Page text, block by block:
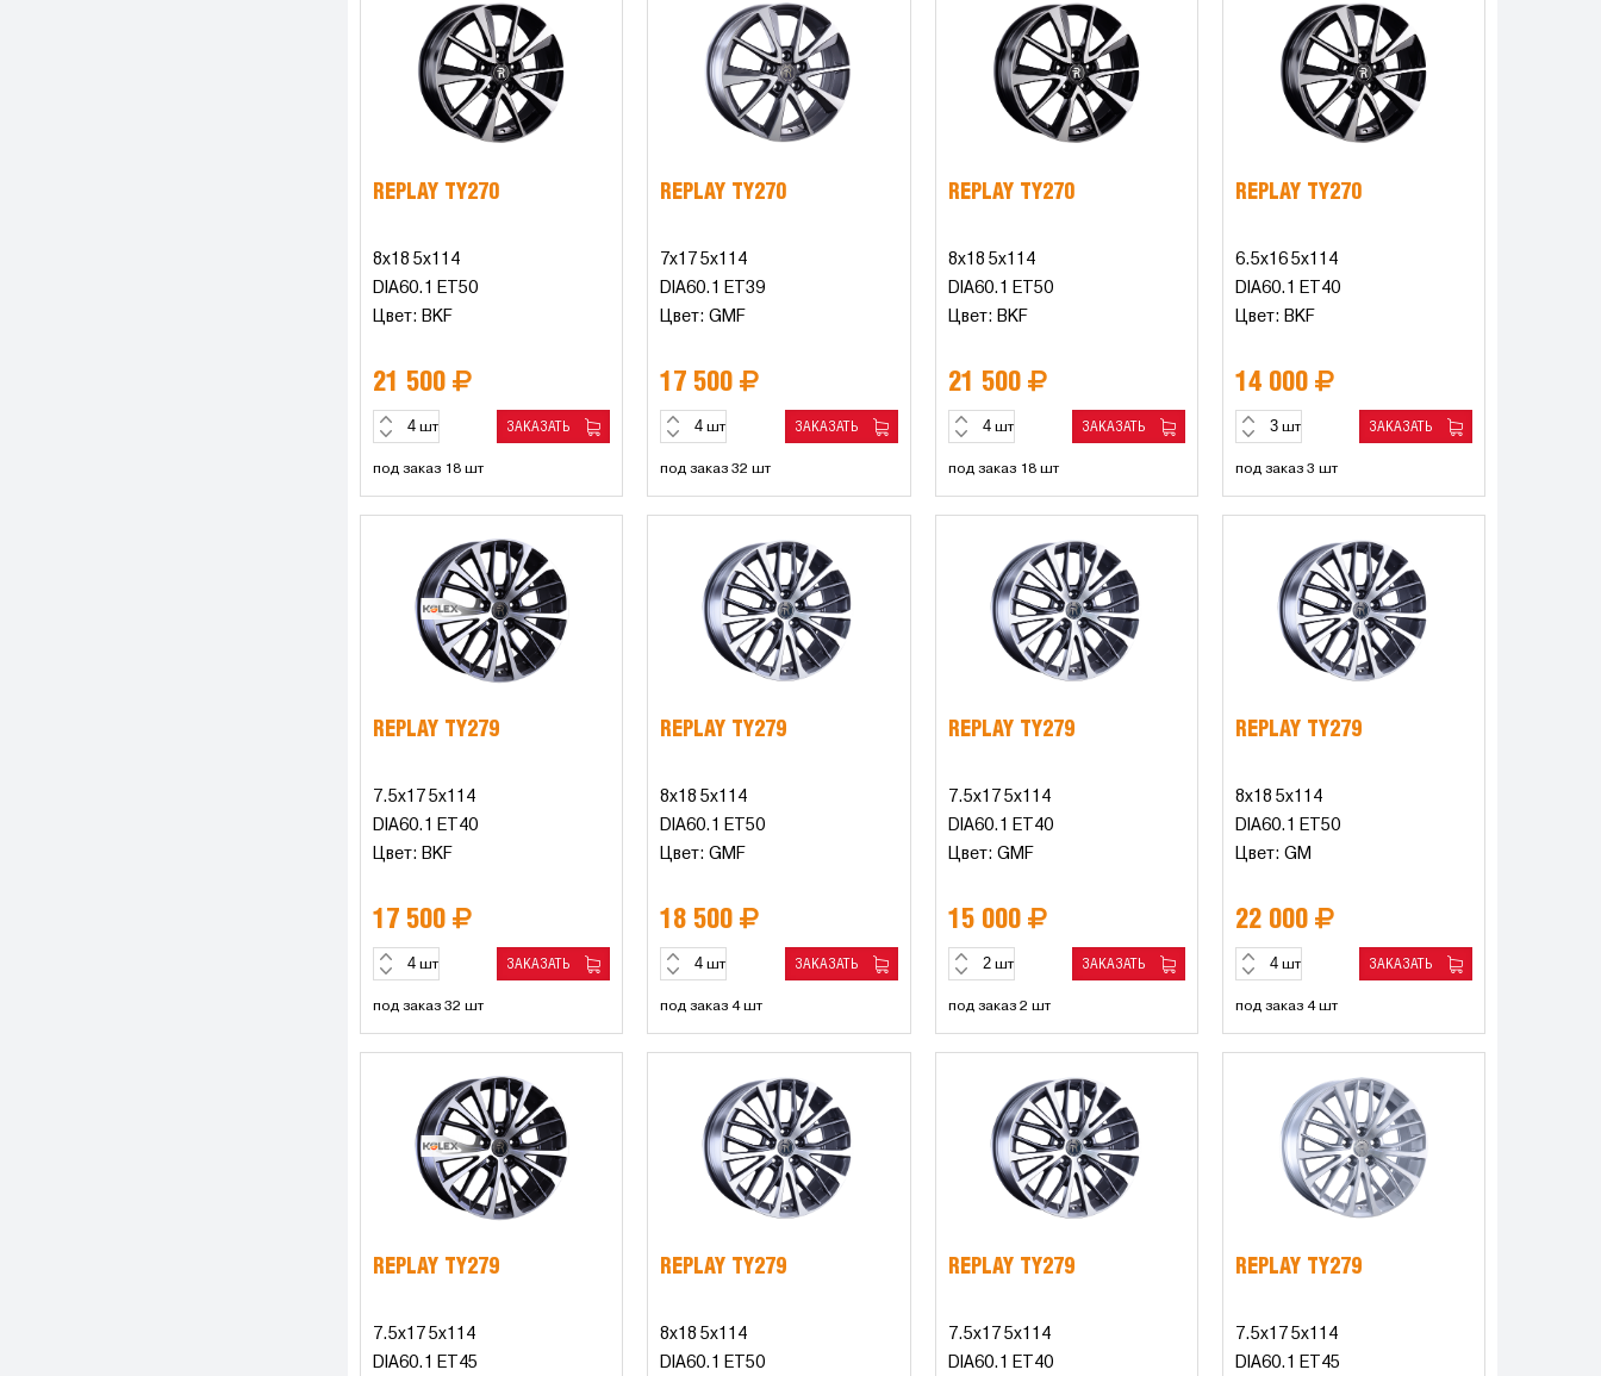
REPLAY TY270
8x18 5x114
DIA60.1 ET50
Цвет: BKF
21 500
шт ЗАКАЗАТЬ
под заказ 18 шт
REPLAY TY270
7x17 5x114
DIA60.1 ET39
Цвет: GMF
17 500
шт ЗАКАЗАТЬ
под заказ 32 шт
REPLAY TY270
8x18 5x114
DIA60.1 ET50
Цвет: BKF
21 500
шт ЗАКАЗАТЬ
под заказ 18 шт
REPLAY TY270
6.5x16 5x114
DIA60.1 ET40
Цвет: BKF
14 000
шт ЗАКАЗАТЬ
под заказ 3 шт
REPLAY TY279
7.5x17 5x114
DIA60.1 ET40
Цвет: BKF
17 500
шт ЗАКАЗАТЬ
под заказ 32 шт
REPLAY TY279
8x18 5x114
DIA60.1 ET50
Цвет: GMF
18 500
шт ЗАКАЗАТЬ
под заказ 4 шт
REPLAY TY279
7.5x17 5x114
DIA60.1 ET40
Цвет: GMF
15 000
шт ЗАКАЗАТЬ
под заказ 2 шт
REPLAY TY279
8x18 5x114
DIA60.1 ET50
Цвет: GM
22 000
шт ЗАКАЗАТЬ
под заказ 4 шт
REPLAY TY279
7.5x17 5x114
DIA60.1 ET45
REPLAY TY279
8x18 5x114
DIA60.1 ET50
REPLAY TY279
7.5x17 5x114
DIA60.1 ET40
REPLAY TY279
7.5x17 5x114
DIA60.1 ET45